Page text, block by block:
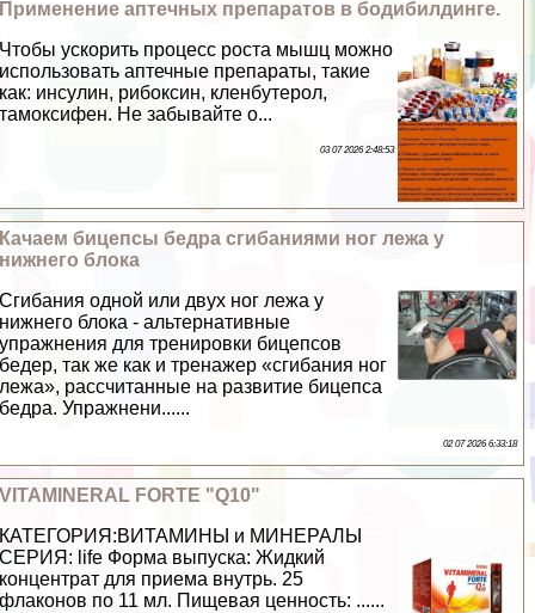
Применение аптечных препаратов в бодибилдинге.
Чтобы ускорить процесс роста мышц можно
использовать аптечные препараты, такие
как: инсулин, рибоксин, кленбутерол,
тамоксифен. Не забывайте о...
03 07 2026 2:48:53
Качаем бицепсы бедра сгибаниями ног лежа у
нижнего блока
Сгибания одной или двух ног лежа у
нижнего блока - альтернативные
упражнения для тренировки бицепсов
бедер, так же как и тренажер «сгибания ног
лежа», рассчитанные на развитие бицепса
бедра. Упражнени......
02 07 2026 6:33:18
VITAMINERAL FORTE "Q10"
КАТЕГОРИЯ:ВИТАМИНЫ и МИНЕРАЛЫ
СЕРИЯ: life Форма выпуска: Жидкий
концентрат для приема внутрь. 25
флаконов по 11 мл. Пищевая ценность: ......